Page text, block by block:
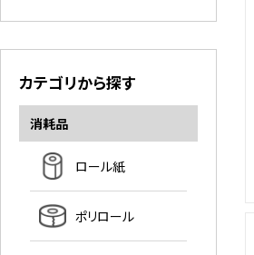
カテゴリから探す
消耗品
ロール紙
ポリロール